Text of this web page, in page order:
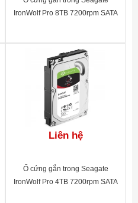
IronWolf Pro 8TB 7200rpm SATA
Liên hệ
Ổ cứng gắn trong Seagate
IronWolf Pro 4TB 7200rpm SATA